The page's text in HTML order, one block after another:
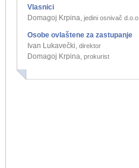
Vlasnici
Domagoj Krpina, jedini osnivač d.o.o.
Osobe ovlaštene za zastupanje
Ivan Lukavečki, direktor
Domagoj Krpina, prokurist